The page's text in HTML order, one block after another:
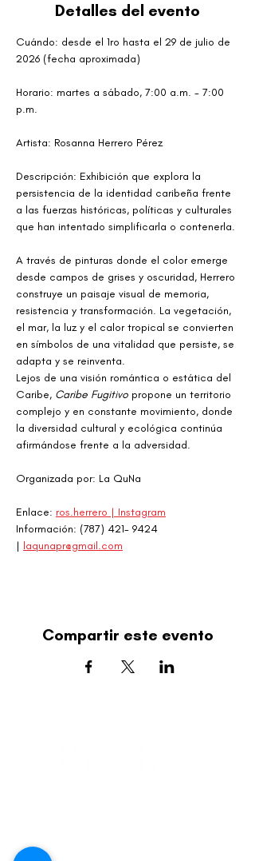
Detalles del evento
Cuándo: desde el 1ro hasta el 29 de julio de
2026 (fecha aproximada)
Horario: martes a sábado, 7:00 a.m. - 7:00
p.m.
Artista: Rosanna Herrero Pérez
Descripción: Exhibición que explora la
persistencia de la identidad caribeña frente
a las fuerzas históricas, políticas y culturales
que han intentado simplificarla o contenerla.
A través de pinturas donde el color emerge
desde campos de grises y oscuridad, Herrero
construye un paisaje visual de memoria,
resistencia y transformación. La vegetación,
el mar, la luz y el calor tropical se convierten
en símbolos de una vitalidad que persiste, se
adapta y se reinventa.
Lejos de una visión romántica o estática del
Caribe, Caribe Fugitivo propone un territorio
complejo y en constante movimiento, donde
la diversidad cultural y ecológica continúa
afirmándose frente a la adversidad.
Organizada por: La QuNa
Enlace: ros.herrero | Instagram
Información: (787) 421- 9424
| laqunapr@gmail.com
Compartir este evento
editorial@revistaplasticapr.org